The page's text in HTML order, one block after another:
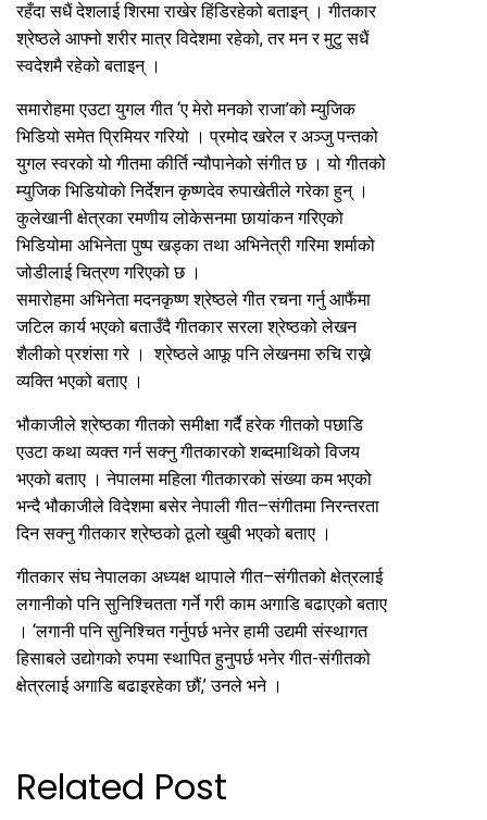
रहँदा सधैं देशलाई शिरमा राखेर हिंडिरहेको बताइन् । गीतकार
श्रेष्ठले आफ्नो शरीर मात्र विदेशमा रहेको, तर मन र मुटु सधैं
स्वदेशमै रहेको बताइन् ।
समारोहमा एउटा युगल गीत ‘ए मेरो मनको राजा’को म्युजिक
भिडियो समेत प्रिमियर गरियो । प्रमोद खरेल र अञ्जु पन्तको
युगल स्वरको यो गीतमा कीर्ति न्यौपानेको संगीत छ । यो गीतको
म्युजिक भिडियोको निर्देशन कृष्णदेव रुपाखेतीले गरेका हुन् ।
कुलेखानी क्षेत्रका रमणीय लोकेसनमा छायांकन गरिएको
भिडियोमा अभिनेता पुष्प खड्का तथा अभिनेत्री गरिमा शर्माको
जोडीलाई चित्रण गरिएको छ ।
समारोहमा अभिनेता मदनकृष्ण श्रेष्ठले गीत रचना गर्नु आफैंमा
जटिल कार्य भएको बताउँदै गीतकार सरला श्रेष्ठको लेखन
शैलीको प्रशंसा गरे । श्रेष्ठले आफू पनि लेखनमा रुचि राख्ने
व्यक्ति भएको बताए ।
भौकाजीले श्रेष्ठका गीतको समीक्षा गर्दै हरेक गीतको पछाडि
एउटा कथा व्यक्त गर्न सक्नु गीतकारको शब्दमाथिको विजय
भएको बताए । नेपालमा महिला गीतकारको संख्या कम भएको
भन्दै भौकाजीले विदेशमा बसेर नेपाली गीत–संगीतमा निरन्तरता
दिन सक्नु गीतकार श्रेष्ठको ठूलो खुबी भएको बताए ।
गीतकार संघ नेपालका अध्यक्ष थापाले गीत–संगीतको क्षेत्रलाई
लगानीको पनि सुनिश्चितता गर्ने गरी काम अगाडि बढाएको बताए
। ‘लगानी पनि सुनिश्चित गर्नुपर्छ भनेर हामी उद्यमी संस्थागत
हिसाबले उद्योगको रुपमा स्थापित हुनुपर्छ भनेर गीत-संगीतको
क्षेत्रलाई अगाडि बढाइरहेका छौं,’ उनले भने ।
Related Post